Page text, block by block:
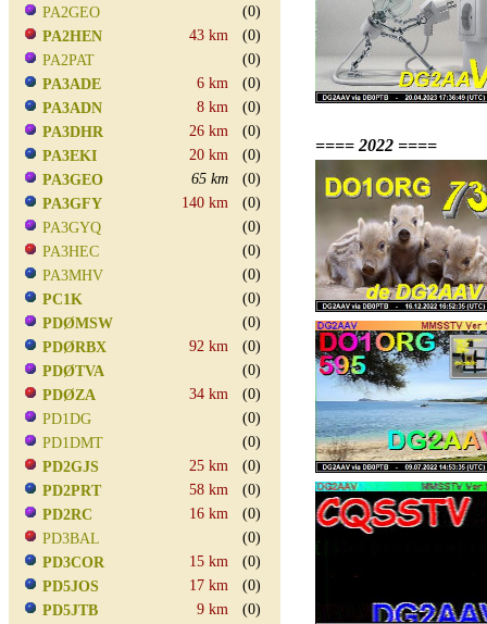
PA2GEO
(0)
PA2HEN
43 km
(0)
PA2PAT
(0)
PA3ADE
6 km
(0)
PA3ADN
8 km
(0)
PA3DHR
26 km
(0)
PA3EKI
20 km
(0)
PA3GEO
65 km
(0)
PA3GFY
140 km
(0)
PA3GYQ
(0)
PA3HEC
(0)
PA3MHV
(0)
PC1K
(0)
PDØMSW
(0)
PDØRBX
92 km
(0)
PDØTVA
(0)
PDØZA
34 km
(0)
PD1DG
(0)
PD1DMT
(0)
PD2GJS
25 km
(0)
PD2PRT
58 km
(0)
PD2RC
16 km
(0)
PD3BAL
(0)
PD3COR
15 km
(0)
PD5JOS
17 km
(0)
PD5JTB
9 km
(0)
==== 2022 ====